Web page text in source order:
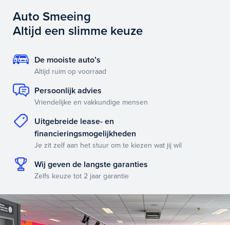
Auto Smeeing
Altijd een slimme keuze
De mooiste auto’s
Altijd ruim op voorraad
Persoonlijk advies
Vriendelijke en vakkundige mensen
Uitgebreide lease- en
financieringsmogelijkheden
Je zit zelf aan het stuur om te kiezen wat jij wil
Wij geven de langste garanties
Zelfs keuze tot 2 jaar garantie